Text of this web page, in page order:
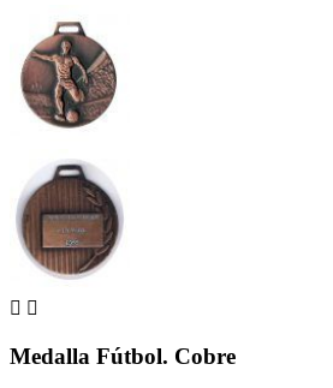
 
Medalla Fútbol. Cobre